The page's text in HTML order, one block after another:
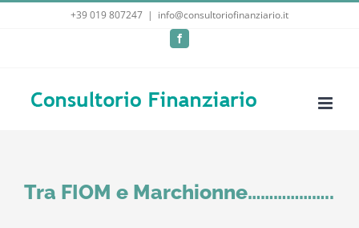
+39 019 807247 | info@consultoriofinanziario.it
Facebook
Tra FIOM e Marchionne………………..